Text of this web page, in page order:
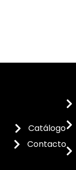
Catálogo
Contacto